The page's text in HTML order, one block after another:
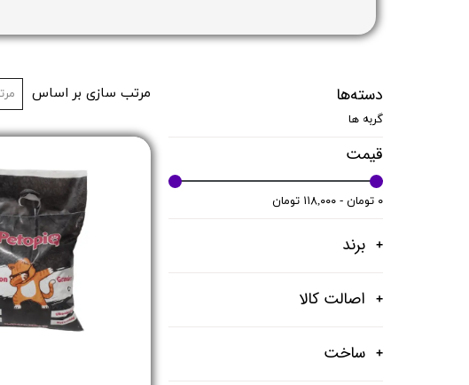
دسته‌ها
گربه ها
قیمت
۰ تومان - ۱۱۸,۰۰۰ تومان
برند
اصالت کالا
ساخت
مرتب سازی بر اساس